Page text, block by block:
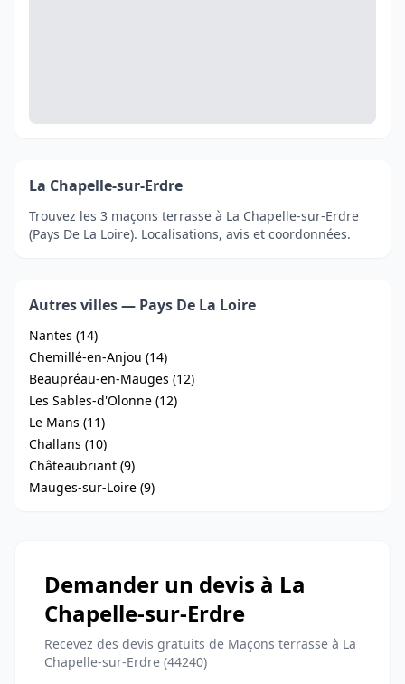
La Chapelle-sur-Erdre
Trouvez les 3 maçons terrasse à La Chapelle-sur-Erdre
(Pays De La Loire). Localisations, avis et coordonnées.
Autres villes — Pays De La Loire
Nantes (14)
Chemillé-en-Anjou (14)
Beaupréau-en-Mauges (12)
Les Sables-d'Olonne (12)
Le Mans (11)
Challans (10)
Châteaubriant (9)
Mauges-sur-Loire (9)
Demander un devis à La
Chapelle-sur-Erdre
Recevez des devis gratuits de Maçons terrasse à La
Chapelle-sur-Erdre (44240)